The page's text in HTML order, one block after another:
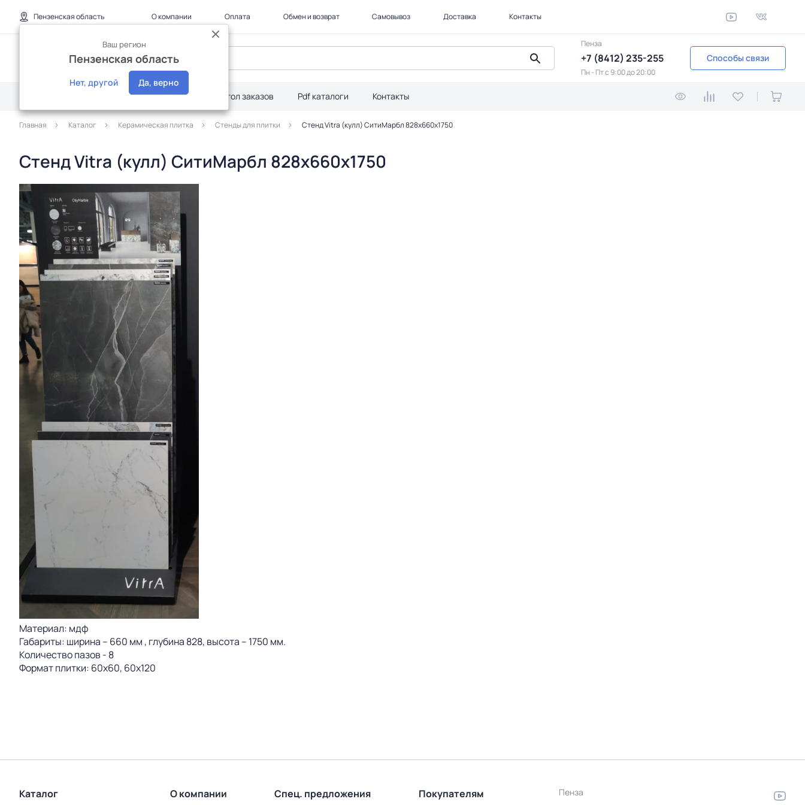
Пензенская область
Ваш регион
Пензенская область
Нет, другой Да, верно
О компании Оплата Обмен и возврат Самовывоз Доставка Контакты
Пенза
+7 (8412) 235-255
Пн - Пт c 9:00 до 20:00
Способы связи
Дилерам Акции Стол заказов Pdf каталоги Контакты
Главная Каталог Керамическая плитка Стенды для плитки Стенд Vitra (кулл) СитиМарбл 828х660х1750
Стенд Vitra (кулл) СитиМарбл 828х660х1750
Материал: мдф
Габариты: ширина – 660 мм , глубина 828, высота – 1750 мм.
Количество пазов - 8
Формат плитки: 60х60, 60х120
Каталог О компании Спец. предложения Покупателям Пенза